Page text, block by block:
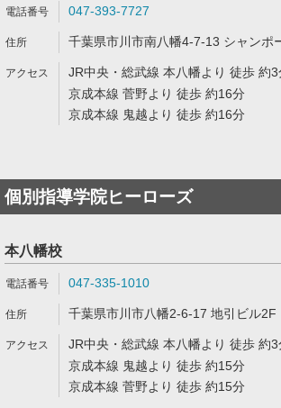
047-393-7727
千葉県市川市南八幡4-7-13 シャンポ
JR中央・総武線 本八幡より 徒歩 約3
京成本線 菅野より 徒歩 約16分
京成本線 鬼越より 徒歩 約16分
個別指導学院ヒーローズ
本八幡校
047-335-1010
千葉県市川市八幡2-6-17 地引ビル2F
JR中央・総武線 本八幡より 徒歩 約3
京成本線 鬼越より 徒歩 約15分
京成本線 菅野より 徒歩 約15分